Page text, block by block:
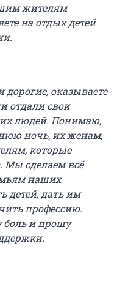
жителям
на отдых детей
оказываете
отдали свои
людей. Понимаю,
ночь, их женам,
которые
Мы сделаем всё
наших
детей, дать им
профессию.
боль и прошу